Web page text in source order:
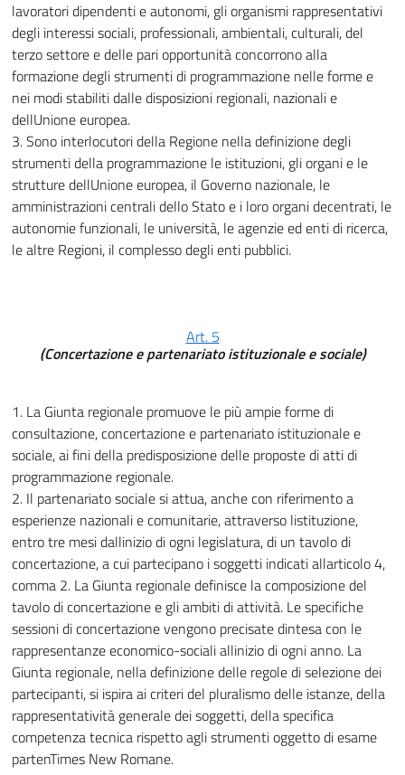
lavoratori dipendenti e autonomi, gli organismi rappresentativi
degli interessi sociali, professionali, ambientali, culturali, del
terzo settore e delle pari opportunità concorrono alla
formazione degli strumenti di programmazione nelle forme e
nei modi stabiliti dalle disposizioni regionali, nazionali e
dellUnione europea.
3. Sono interlocutori della Regione nella definizione degli
strumenti della programmazione le istituzioni, gli organi e le
strutture dellUnione europea, il Governo nazionale, le
amministrazioni centrali dello Stato e i loro organi decentrati, le
autonomie funzionali, le università, le agenzie ed enti di ricerca,
le altre Regioni, il complesso degli enti pubblici.
Art. 5
(Concertazione e partenariato istituzionale e sociale)
1. La Giunta regionale promuove le più ampie forme di
consultazione, concertazione e partenariato istituzionale e
sociale, ai fini della predisposizione delle proposte di atti di
programmazione regionale.
2. Il partenariato sociale si attua, anche con riferimento a
esperienze nazionali e comunitarie, attraverso listituzione,
entro tre mesi dallinizio di ogni legislatura, di un tavolo di
concertazione, a cui partecipano i soggetti indicati allarticolo 4,
comma 2. La Giunta regionale definisce la composizione del
tavolo di concertazione e gli ambiti di attività. Le specifiche
sessioni di concertazione vengono precisate dintesa con le
rappresentanze economico-sociali allinizio di ogni anno. La
Giunta regionale, nella definizione delle regole di selezione dei
partecipanti, si ispira ai criteri del pluralismo delle istanze, della
rappresentatività generale dei soggetti, della specifica
competenza tecnica rispetto agli strumenti oggetto di esame
partenTimes New Romane.